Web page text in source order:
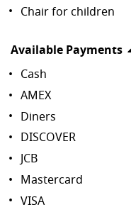
Chair for children
Available Payments
Cash
AMEX
Diners
DISCOVER
JCB
Mastercard
VISA